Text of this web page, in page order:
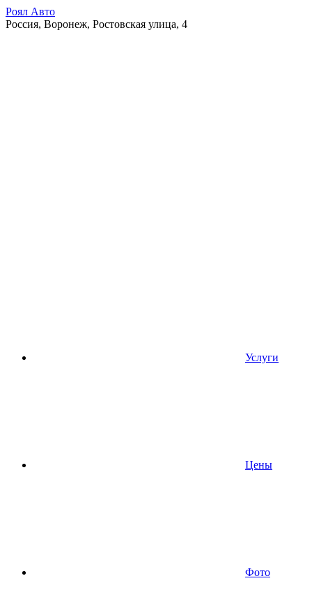
Роял Авто
Россия, Воронеж, Ростовская улица, 4
Услуги
Цены
Фото